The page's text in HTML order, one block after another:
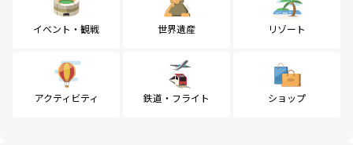
イベント・観戦 世界遺産 リゾート
アクティビティ 鉄道・フライト ショップ